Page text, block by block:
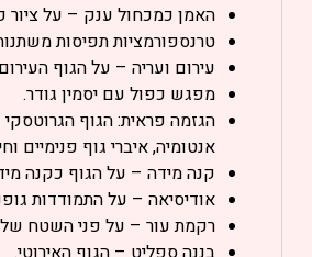
האמן כמכחול ענק – על ציור
טרנספורמציות תפיסות
עירום ועריה – על הגוף
מפגש כפול עם יסמין גודר.
הגזמה פראית: הגוף
אנטומיה, איברי גוף פנימיים
קנה מידה – על הגוף כקנה
אודיסיאה – על התמודדות
רקמת עור – על פני השטח של